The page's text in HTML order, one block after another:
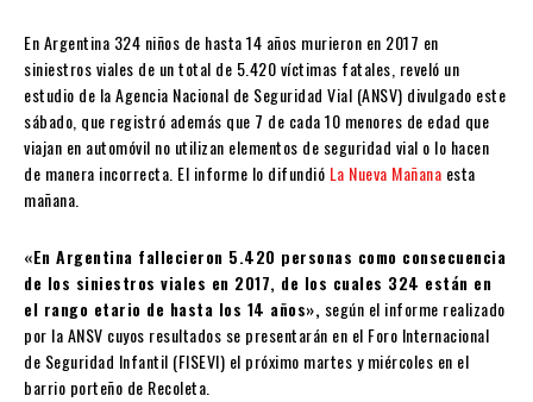
En Argentina 324 niños de hasta 14 años murieron en 2017 en
siniestros viales de un total de 5.420 víctimas fatales, reveló un
estudio de la Agencia Nacional de Seguridad Vial (ANSV) divulgado este
sábado, que registró además que 7 de cada 10 menores de edad que
viajan en automóvil no utilizan elementos de seguridad vial o lo hacen
de manera incorrecta. El informe lo difundió La Nueva Mañana esta
mañana.
«En Argentina fallecieron 5.420 personas como consecuencia
de los siniestros viales en 2017, de los cuales 324 están en
el rango etario de hasta los 14 años», según el informe realizado
por la ANSV cuyos resultados se presentarán en el Foro Internacional
de Seguridad Infantil (FISEVI) el próximo martes y miércoles en el
barrio porteño de Recoleta.